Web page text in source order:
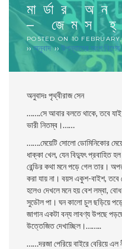
মার্ডার অন
– জেমস
POSTED ON10
››অনুবাদ›› উপন্যাসের অংশ বিশেষ
অনুবাদঃ পৃথ্বীরাজ সেন
…….সে আবার বলতে থাকে, তবে যাই
ভারী নিতম্ব।……
…….মেয়েটি সােলাে ডােমিনিকোর
ধাক্কা খেল, যেন বিদ্যুৎ প্রবাহিত
রেন্ডির কথা মনে পড়ে গেল তার।
করা যায় না। বয়স একুশ-বাইশ, তবে
হলেও দেখলে মনে হয় বেশ লম্বা,
সুডৌল পা। ঘন কালাে চুল ছড়িয়ে
জাগান একটা বন্য লাবণ্য উপছে
উত্তেজিত দেখাচ্ছিল।……..
……দরজা পেরিয়ে বাইরে বেরিয়ে এল